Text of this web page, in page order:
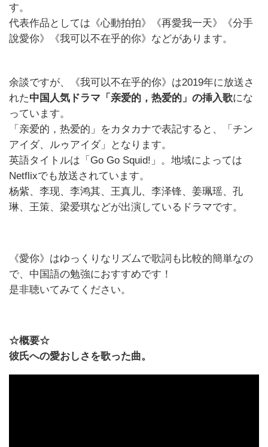
す。
代表作品としては《心動拍拍》《再愛我一天》《分手
說愛你》《我可以不在乎的你》などがあります。
余談ですが、《我可以不在乎的你》は2019年に放送さ
れた中国人気ドラマ「亲爱的，热爱的」の挿入歌にな
っています。
「亲爱的，热爱的」をカタカナで表記すると、「チン
アイダ、ルゥアイダ」となります。
英語タイトルは「Go Go Squid!」。地域によっては
Netflixでも放送されています。
杨紫、李现、李鸿其、王真儿、李泽锋、姜珮瑶、孔
琳、王策、梁爱琪などが出演しているドラマです。
《愛你》はゆっくりなリズムで歌詞も比較的簡単なの
で、中国語の勉強におすすめです！
是非聴いてみてください。
☆概要☆
彼氏への愛おしさを歌った曲。